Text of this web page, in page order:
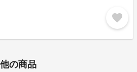
favorite
の商品